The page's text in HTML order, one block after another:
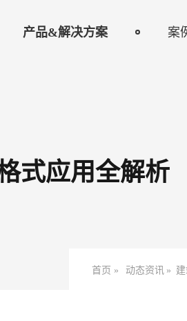
产品&解决方案 案
式应用全解析
首页 » 动态资讯 »